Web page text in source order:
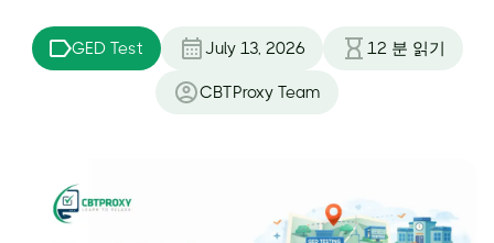
GED Test July 13, 2026 12 분 읽기
CBTProxy Team